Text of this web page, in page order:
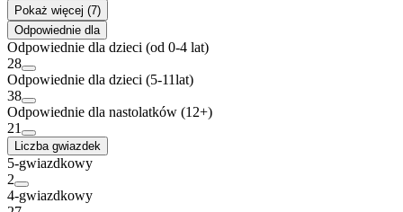
Pokaż więcej (7)
Odpowiednie dla
Odpowiednie dla dzieci (od 0-4 lat)
28
Odpowiednie dla dzieci (5-11lat)
38
Odpowiednie dla nastolatków (12+)
21
Liczba gwiazdek
5-gwiazdkowy
2
4-gwiazdkowy